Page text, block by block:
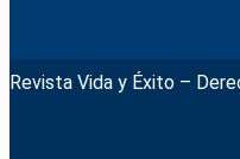
Revista Vida y Éxito –